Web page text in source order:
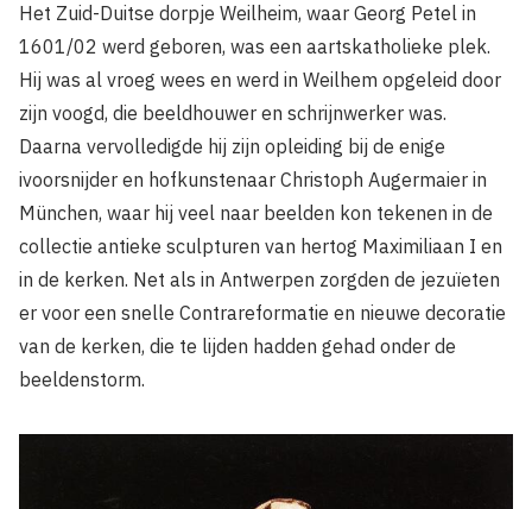
Het Zuid-Duitse dorpje Weilheim, waar Georg Petel in
1601/02 werd geboren, was een aartskatholieke plek.
Hij was al vroeg wees en werd in Weilhem opgeleid door
zijn voogd, die beeldhouwer en schrijnwerker was.
Daarna vervolledigde hij zijn opleiding bij de enige
ivoorsnijder en hofkunstenaar Christoph Augermaier in
München, waar hij veel naar beelden kon tekenen in de
collectie antieke sculpturen van hertog Maximiliaan I en
in de kerken. Net als in Antwerpen zorgden de jezuïeten
er voor een snelle Contrareformatie en nieuwe decoratie
van de kerken, die te lijden hadden gehad onder de
beeldenstorm.